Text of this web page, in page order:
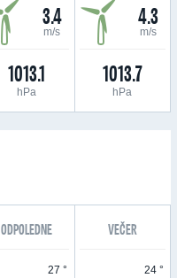
3.4
m/s
1013.1
hPa
4.3
m/s
1013.7
hPa
ODPOLEDNE VEČER
27 ° 24 °